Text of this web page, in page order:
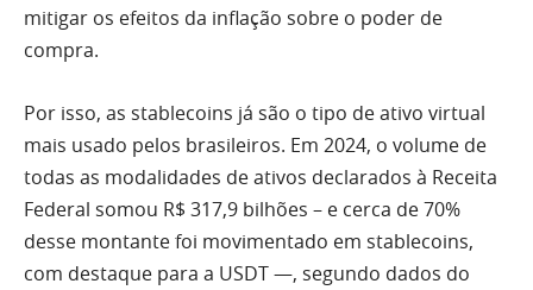
mitigar os efeitos da inflação sobre o poder de
compra.
Por isso, as stablecoins já são o tipo de ativo virtual
mais usado pelos brasileiros. Em 2024, o volume de
todas as modalidades de ativos declarados à Receita
Federal somou R$ 317,9 bilhões – e cerca de 70%
desse montante foi movimentado em stablecoins,
com destaque para a USDT —, segundo dados do